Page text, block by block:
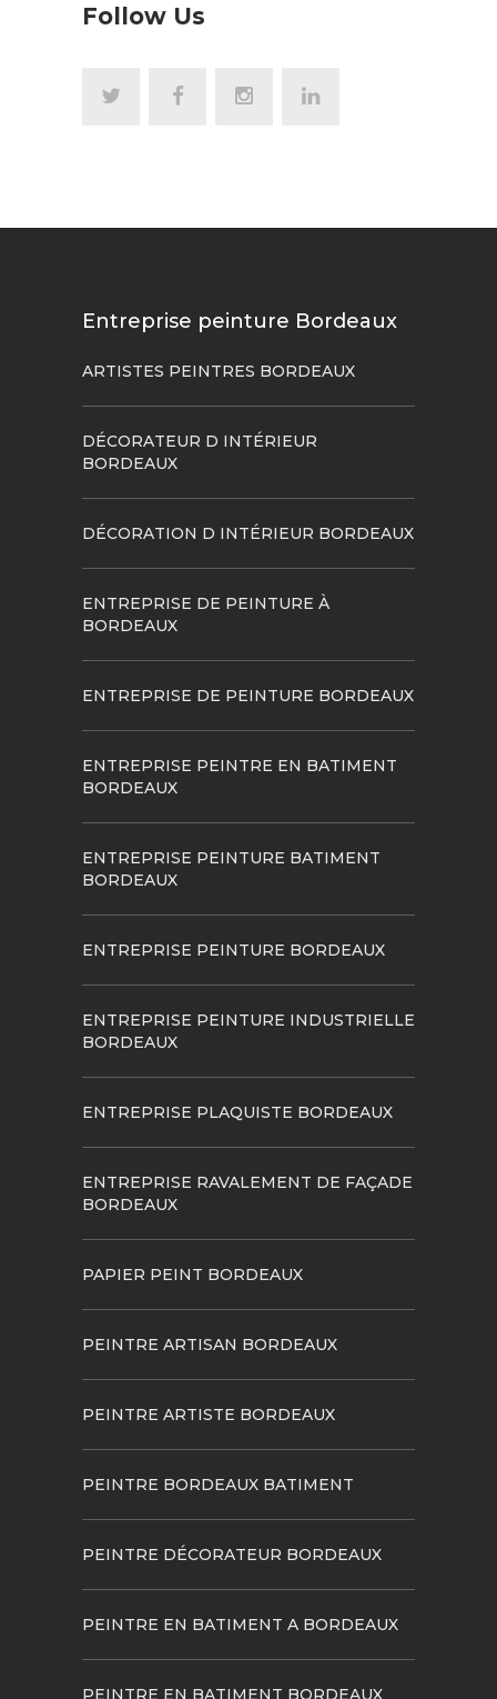
Follow Us
Entreprise peinture Bordeaux
ARTISTES PEINTRES BORDEAUX
DÉCORATEUR D INTÉRIEUR
BORDEAUX
DÉCORATION D INTÉRIEUR BORDEAUX
ENTREPRISE DE PEINTURE À
BORDEAUX
ENTREPRISE DE PEINTURE BORDEAUX
ENTREPRISE PEINTRE EN BATIMENT
BORDEAUX
ENTREPRISE PEINTURE BATIMENT
BORDEAUX
ENTREPRISE PEINTURE BORDEAUX
ENTREPRISE PEINTURE INDUSTRIELLE
BORDEAUX
ENTREPRISE PLAQUISTE BORDEAUX
ENTREPRISE RAVALEMENT DE FAÇADE
BORDEAUX
PAPIER PEINT BORDEAUX
PEINTRE ARTISAN BORDEAUX
PEINTRE ARTISTE BORDEAUX
PEINTRE BORDEAUX BATIMENT
PEINTRE DÉCORATEUR BORDEAUX
PEINTRE EN BATIMENT A BORDEAUX
PEINTRE EN BATIMENT BORDEAUX